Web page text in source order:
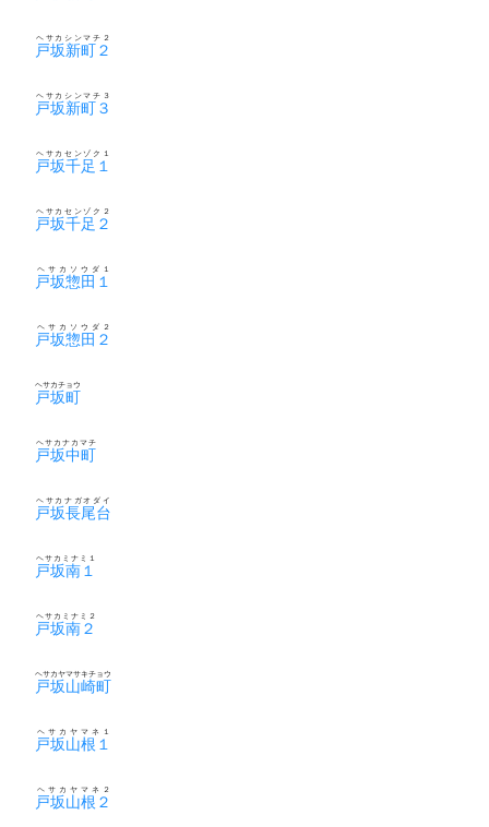
戸坂新町２
ヘサカシンマチ２
戸坂新町３
ヘサカシンマチ３
戸坂千足１
ヘサカセンゾク１
戸坂千足２
ヘサカセンゾク２
戸坂惣田１
ヘサカソウダ１
戸坂惣田２
ヘサカソウダ２
戸坂町
ヘサカチョウ
戸坂中町
ヘサカナカマチ
戸坂長尾台
ヘサカナガオダイ
戸坂南１
ヘサカミナミ１
戸坂南２
ヘサカミナミ２
戸坂山崎町
ヘサカヤマサキチョウ
戸坂山根１
ヘサカヤマネ１
戸坂山根２
ヘサカヤマネ２